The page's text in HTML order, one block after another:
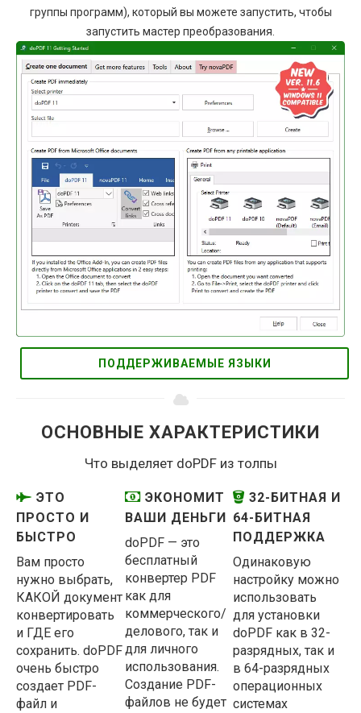
группы программ), который вы можете запустить, чтобы
запустить мастер преобразования.
ПОДДЕРЖИВАЕМЫЕ ЯЗЫКИ
ОСНОВНЫЕ ХАРАКТЕРИСТИКИ
Что выделяет doPDF из толпы
ЭТО
ПРОСТО И
БЫСТРО
Вам просто
нужно выбрать,
КАКОЙ документ
конвертировать
и ГДЕ его
сохранить. doPDF
очень быстро
создает PDF-
файл и
ЭКОНОМИТ
ВАШИ ДЕНЬГИ
doPDF — это
бесплатный
конвертер PDF
как для
коммерческого/
делового, так и
для личного
использования.
Создание PDF-
файлов не будет
32-БИТНАЯ И
64-БИТНАЯ
ПОДДЕРЖКА
Одинаковую
настройку можно
использовать
для установки
doPDF как в 32-
разрядных, так и
в 64-разрядных
операционных
системах